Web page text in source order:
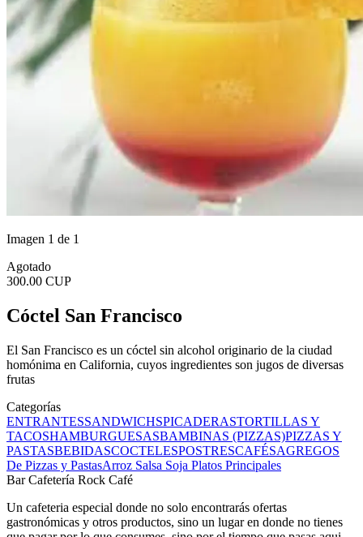
Imagen 1 de 1
Agotado
300.00 CUP
Cóctel San Francisco
El San Francisco es un cóctel sin alcohol originario de la ciudad
homónima en California, cuyos ingredientes son jugos de diversas
frutas
Categorías
ENTRANTESSANDWICHSPICADERASTORTILLAS Y
TACOSHAMBURGUESASBAMBINAS (PIZZAS)PIZZAS Y
PASTASBEBIDASCOCTELESPOSTRESCAFÉSAGREGOS
De Pizzas y PastasArroz Salsa Soja Platos Principales
Bar Cafetería Rock Café
Un cafeteria especial donde no solo encontrarás ofertas
gastronómicas y otros productos, sino un lugar en donde no tienes